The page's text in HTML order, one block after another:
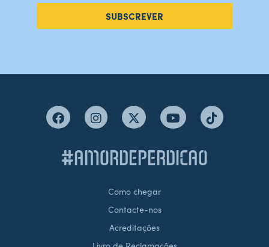
SUBSCREVER
#AMORDEPERDICAO
Como chegar
Contacte-nos
Acreditações